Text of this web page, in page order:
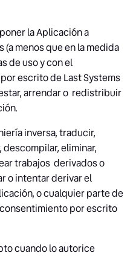
la Aplicación a
menos que en la medida
de uso y con el
escrito de Last Systems
arrendar o redistribuir
inversa, traducir,
eliminar,
trabajos derivados o
o intentar derivar el
o cualquier parte de
por escrito
cuando lo autorice